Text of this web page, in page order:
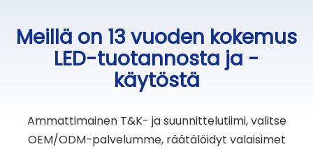
Meillä on 13 vuoden kokemus
LED-tuotannosta ja -
käytöstä
Ammattimainen T&K- ja suunnittelutiimi, valitse
OEM/ODM-palvelumme, räätälöidyt valaisimet